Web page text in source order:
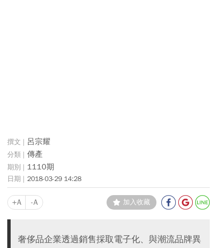
呂宗耀
傳產
1110期
2018-03-29 14:28
+A -A 加入收藏
奢侈品企業透過銷售採取電子化、與潮流品牌異